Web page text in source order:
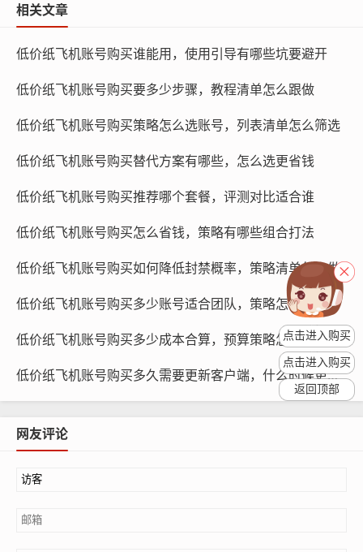
纸飞机账号购买, 在线购买tg账号, 电报聊天账号购买,wdd
16888.com
市场需求：市场需求是影响购买周期的一个重要因素，市
求低迷时，账号价格会下跌，购买周期较长。
市场趋势向上时，账号价格会上涨，购买周期较短；市场
个人需求：个人需求也是影响购买周期的重要因素，如果
您需要账号用于短期项目，可以选择购买短期账号；如果
您需要账号用于长期项目，可以选择购买长期账号。
如何选择合适的购买周期
相关文章
低价纸飞机账号购买谁能用，使用引导有哪些坑要避开
低价纸飞机账号购买要多少步骤，教程清单怎么跟做
低价纸飞机账号购买策略怎么选账号，列表清单怎么筛选
低价纸飞机账号购买替代方案有哪些，怎么选更省钱
低价纸飞机账号购买推荐哪个套餐，评测对比适合谁
低价纸飞机账号购买怎么省钱，策略有哪些组合打法
低价纸飞机账号购买如何降低封禁概率，策略清单怎么做
低价纸飞机账号购买多少账号适合团队，策略怎么分配
低价纸飞机账号购买多少成本合算，预算策略怎么估算
低价纸飞机账号购买多久需要更新客户端，什么时候更新最稳
网友评论
点击进入购买
点击进入购买
返回顶部